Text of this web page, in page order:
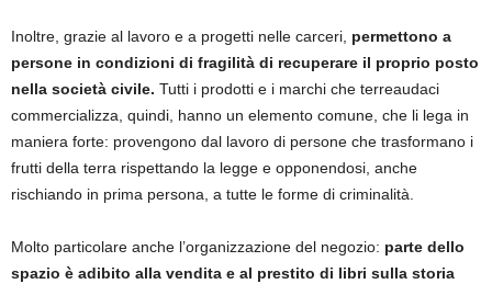
Inoltre, grazie al lavoro e a progetti nelle carceri, permettono a
persone in condizioni di fragilità di recuperare il proprio posto
nella società civile. Tutti i prodotti e i marchi che terreaudaci
commercializza, quindi, hanno un elemento comune, che li lega in
maniera forte: provengono dal lavoro di persone che trasformano i
frutti della terra rispettando la legge e opponendosi, anche
rischiando in prima persona, a tutte le forme di criminalità.
Molto particolare anche l’organizzazione del negozio: parte dello
spazio è adibito alla vendita e al prestito di libri sulla storia